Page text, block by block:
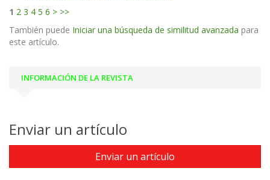
1 2 3 4 5 6 > >>
También puede Iniciar una búsqueda de similitud avanzada para
este artículo.
INFORMACIÓN DE LA REVISTA
Enviar un artículo
Enviar un artículo